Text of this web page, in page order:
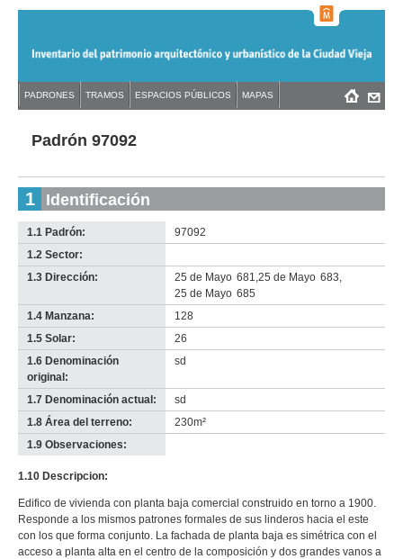
navigation
Back
topPadrón 97092
1 Identificación
1.1 Padrón:
97092
1.2 Sector:
no
info-
1.3 Dirección: 25 de Mayo 681,25 de Mayo 683,
25 de Mayo 685
1.4 Manzana:
128
1.5 Solar:
26
1.6 Denominación
original:
sd
1.7 Denominación actual:
sd
1.8 Área del terreno:
230m²
1.9 Observaciones:
1.10 Descripcion:
Edifico de vivienda con planta baja comercial construido en torno a 1900.
Responde a los mismos patrones formales de sus linderos hacia el este
con los que forma conjunto. La fachada de planta baja es simétrica con el
acceso a planta alta en el centro de la composición y dos grandes vanos a
Back
to Menú
PADRONES TRAMOS ESPACIOS PÚBLICOS MAPAS